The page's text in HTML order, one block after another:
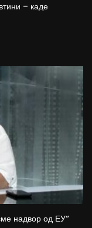
– каде
надвор од ЕУ“